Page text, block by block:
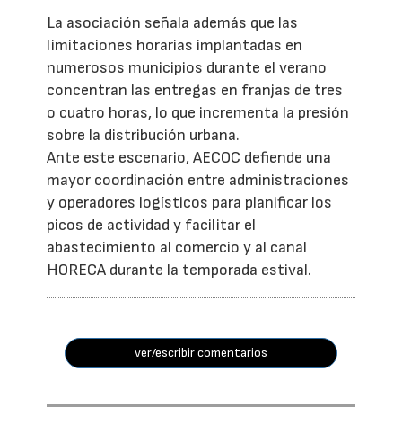
La asociación señala además que las
limitaciones horarias implantadas en
numerosos municipios durante el verano
concentran las entregas en franjas de tres
o cuatro horas, lo que incrementa la presión
sobre la distribución urbana.
Ante este escenario, AECOC defiende una
mayor coordinación entre administraciones
y operadores logísticos para planificar los
picos de actividad y facilitar el
abastecimiento al comercio y al canal
HORECA durante la temporada estival.
ver/escribir comentarios